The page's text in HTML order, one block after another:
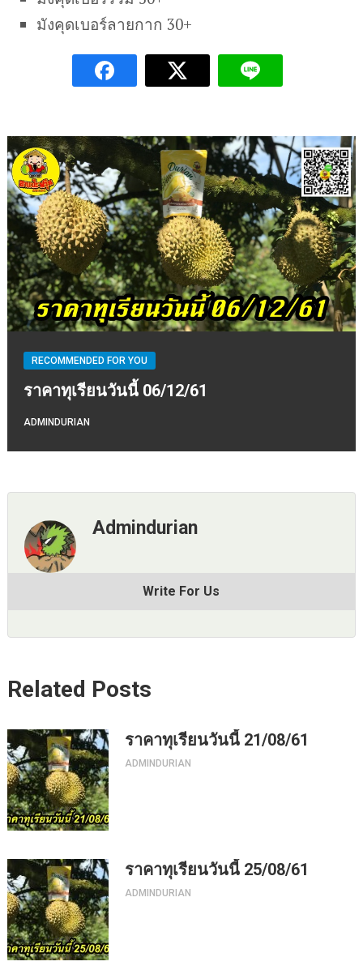
มังคุดเบอร์ลายกาก 30+
RECOMMENDED FOR YOU
ราคาทุเรียนวันนี้ 06/12/61
ADMINDURIAN
Admindurian
Write For Us
Related Posts
ราคาทุเรียนวันนี้ 21/08/61
ADMINDURIAN
ราคาทุเรียนวันนี้ 25/08/61
ADMINDURIAN